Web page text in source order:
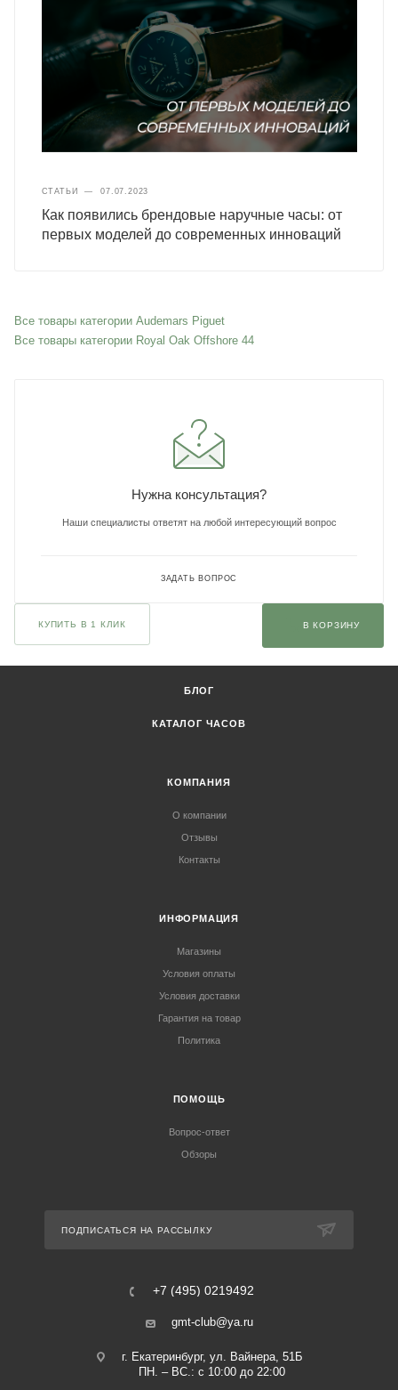
СТАТЬИ — 07.07.2023
Как появились брендовые наручные часы: от
первых моделей до современных инноваций
Все товары категории Audemars Piguet
Все товары категории Royal Oak Offshore 44
Нужна консультация?
Наши специалисты ответят на любой интересующий вопрос
ЗАДАТЬ ВОПРОС
КУПИТЬ В 1 КЛИК В КОРЗИНУ
БЛОГ
КАТАЛОГ ЧАСОВ
КОМПАНИЯ
О компании
Отзывы
Контакты
ИНФОРМАЦИЯ
Магазины
Условия оплаты
Условия доставки
Гарантия на товар
Политика
ПОМОЩЬ
Вопрос-ответ
Обзоры
ПОДПИСАТЬСЯ НА РАССЫЛКУ
+7 (495) 0219492
gmt-club@ya.ru
г. Екатеринбург, ул. Вайнера, 51Б
ПН. – ВС.: с 10:00 до 22:00